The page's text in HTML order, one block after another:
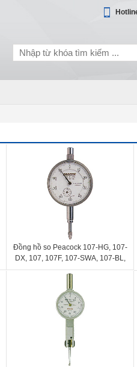
Đồng hồ so Peacock 107-HG, 107-
DX, 107, 107F, 107-SWA, 107-BL,
107-LL, 107F-RE, 107F-T, 107-E,
17, 107W